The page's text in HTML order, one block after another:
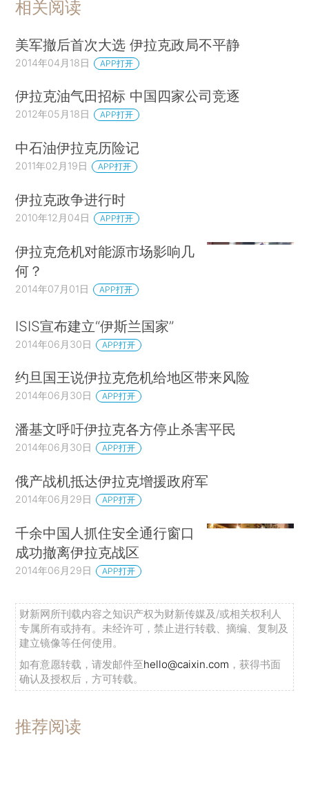
相关阅读
美军撤后首次大选 伊拉克政局不平静
2014年04月18日 APP打开
伊拉克油气田招标 中国四家公司竞逐
2012年05月18日 APP打开
中石油伊拉克历险记
2011年02月19日 APP打开
伊拉克政争进行时
2010年12月04日 APP打开
伊拉克危机对能源市场影响几
何？
2014年07月01日 APP打开
ISIS宣布建立“伊斯兰国家”
2014年06月30日 APP打开
约旦国王说伊拉克危机给地区带来风险
2014年06月30日 APP打开
潘基文呼吁伊拉克各方停止杀害平民
2014年06月30日 APP打开
俄产战机抵达伊拉克增援政府军
2014年06月29日 APP打开
千余中国人抓住安全通行窗口
成功撤离伊拉克战区
2014年06月29日 APP打开
财新网所刊载内容之知识产权为财新传媒及/或相关权利人
专属所有或持有。未经许可，禁止进行转载、摘编、复制及
建立镜像等任何使用。
如有意愿转载，请发邮件至hello@caixin.com ，获得书面
确认及授权后，方可转载。
推荐阅读